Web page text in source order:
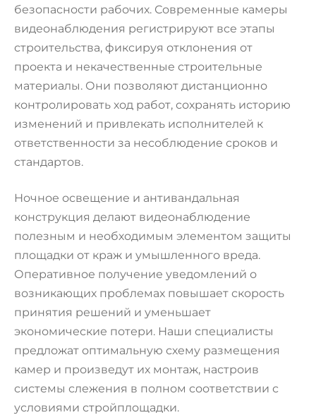
безопасности рабочих. Современные камеры
видеонаблюдения регистрируют все этапы
строительства, фиксируя отклонения от
проекта и некачественные строительные
материалы. Они позволяют дистанционно
контролировать ход работ, сохранять историю
изменений и привлекать исполнителей к
ответственности за несоблюдение сроков и
стандартов.
Ночное освещение и антивандальная
конструкция делают видеонаблюдение
полезным и необходимым элементом защиты
площадки от краж и умышленного вреда.
Оперативное получение уведомлений о
возникающих проблемах повышает скорость
принятия решений и уменьшает
экономические потери. Наши специалисты
предложат оптимальную схему размещения
камер и произведут их монтаж, настроив
системы слежения в полном соответствии с
условиями стройплощадки.